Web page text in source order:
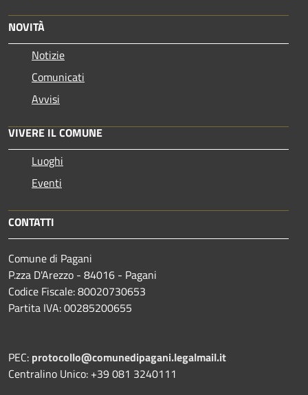
NOVITÀ
Notizie
Comunicati
Avvisi
VIVERE IL COMUNE
Luoghi
Eventi
CONTATTI
Comune di Pagani
P.zza D'Arezzo - 84016 - Pagani
Codice Fiscale: 80020730653
Partita IVA: 00285200655
PEC: protocollo@comunedipagani.legalmail.it
Centralino Unico: +39 081 3240111